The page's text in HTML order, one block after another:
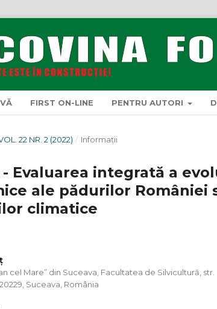
FIRST ON-LINE PENTRU AUTORI
22 NR. 2 (2022) / Informaţii
- Evaluarea integrată a
ale pădurilor României
climatice
cel Mare” din Suceava, Facultatea de Silvicultură, str.
Suceava, România